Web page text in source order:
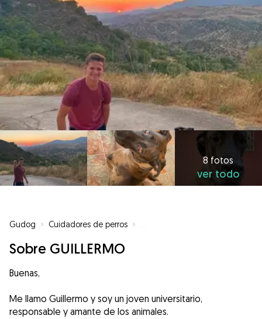
8 fotos
ver todo
Gudog » Cuidadores de perros »
Sobre GUILLERMO
Buenas,
Me llamo Guillermo y soy un joven universitario,
responsable y amante de los animales.